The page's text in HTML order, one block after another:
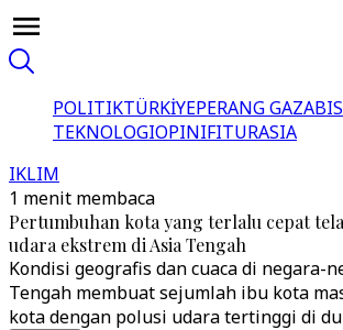
POLITIKTÜRKİYEPERANG GAZA
TEKNOLOGIOPINIFITURASIA
IKLIM
1 menit membaca
Pertumbuhan kota yang terlalu cepat
udara ekstrem di Asia Tengah
Kondisi geografis dan cuaca di negara-
Tengah membuat sejumlah ibu kota
kota dengan polusi udara tertinggi di